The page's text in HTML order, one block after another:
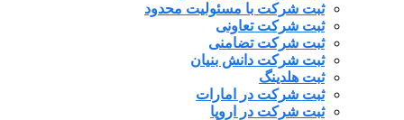
ثبت شرکت با مسئولیت محدود
ثبت شرکت تعاونی
ثبت شرکت تضامنی
ثبت شرکت دانش بنیان
ثبت هلدینگ
ثبت شرکت در امارات
ثبت شرکت در اروپا